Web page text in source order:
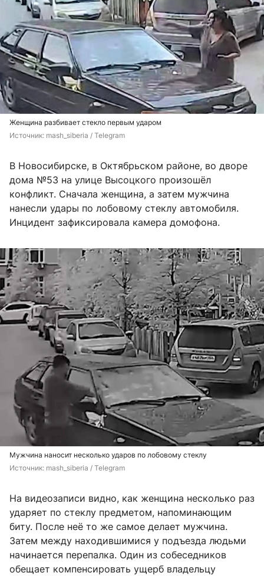
Женщина разбивает стекло первым ударом
Источник: mash_siberia / Telegram
В Новосибирске, в Октябрьском районе, во дворе
дома №53 на улице Высоцкого произошёл
конфликт. Сначала женщина, а затем мужчина
нанесли удары по лобовому стеклу автомобиля.
Инцидент зафиксировала камера домофона.
Мужчина наносит несколько ударов по лобовому стеклу
Источник: mash_siberia / Telegram
На видеозаписи видно, как женщина несколько раз
ударяет по стеклу предметом, напоминающим
биту. После неё то же самое делает мужчина.
Затем между находившимися у подъезда людьми
начинается перепалка. Один из собеседников
обещает компенсировать ущерб владельцу